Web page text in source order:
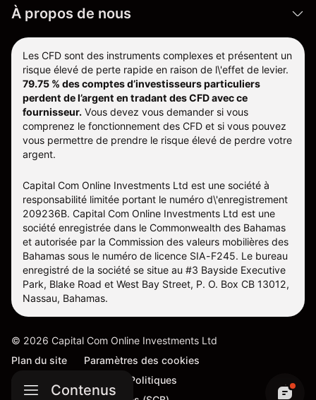
Contenus
À propos de nous
Les CFD sont des instruments complexes et présentent un
risque élevé de perte rapide en raison de l\'effet de levier.
79.75 % des comptes d’investisseurs particuliers
perdent de l’argent en tradant des CFD avec ce
fournisseur. Vous devez vous demander si vous
comprenez le fonctionnement des CFD et si vous pouvez
vous permettre de prendre le risque élevé de perdre votre
argent.
Capital Com Online Investments Ltd est une société à
responsabilité limitée portant le numéro d\'enregistrement
209236B. Capital Com Online Investments Ltd est une
société enregistrée dans le Commonwealth des Bahamas
et autorisée par la Commission des valeurs mobilières des
Bahamas sous le numéro de licence SIA-F245. Le bureau
enregistré de la société se situe au #3 Bayside Executive
Park, Blake Road et West Bay Street, P. O. Box CB 13012,
Nassau, Bahamas.
© 2026 Capital Com Online Investments Ltd
Plan du site
Paramètres des cookies
Conditions Générales et Politiques